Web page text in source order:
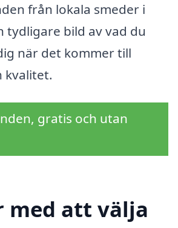
från lokala smeder i
tydligare bild av vad du
när det kommer till
kvalitet.
gratis och utan
med att välja